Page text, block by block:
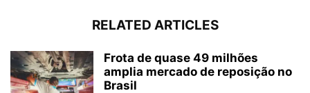
RELATED ARTICLES
Frota de quase 49 milhões
amplia mercado de reposição no
Brasil